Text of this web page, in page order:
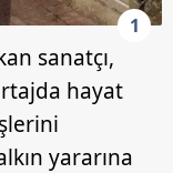
1
sanatçı,
hayat
yararına